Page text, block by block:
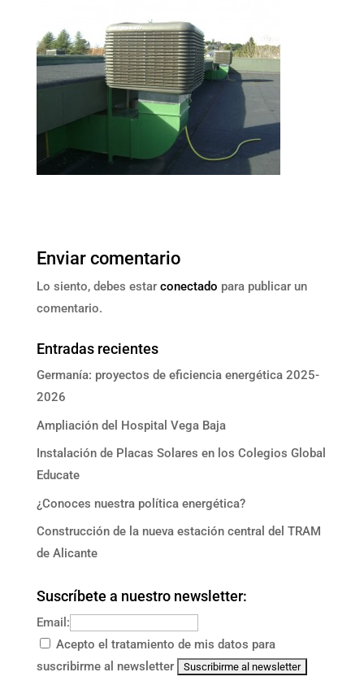
Enviar comentario
Lo siento, debes estar conectado para publicar un
comentario.
Entradas recientes
Germanía: proyectos de eficiencia energética 2025-
2026
Ampliación del Hospital Vega Baja
Instalación de Placas Solares en los Colegios Global
Educate
¿Conoces nuestra política energética?
Construcción de la nueva estación central del TRAM
de Alicante
Suscríbete a nuestro newsletter:
Email:
Acepto el tratamiento de mis datos para
suscribirme al newsletter